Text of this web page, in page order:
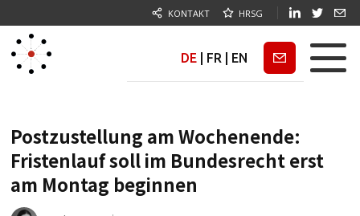
KONTAKT HRSG
DE FR EN Newsletter
Postzustellung am Wochenende:
Fristenlauf soll im Bundesrecht erst
am Montag beginnen